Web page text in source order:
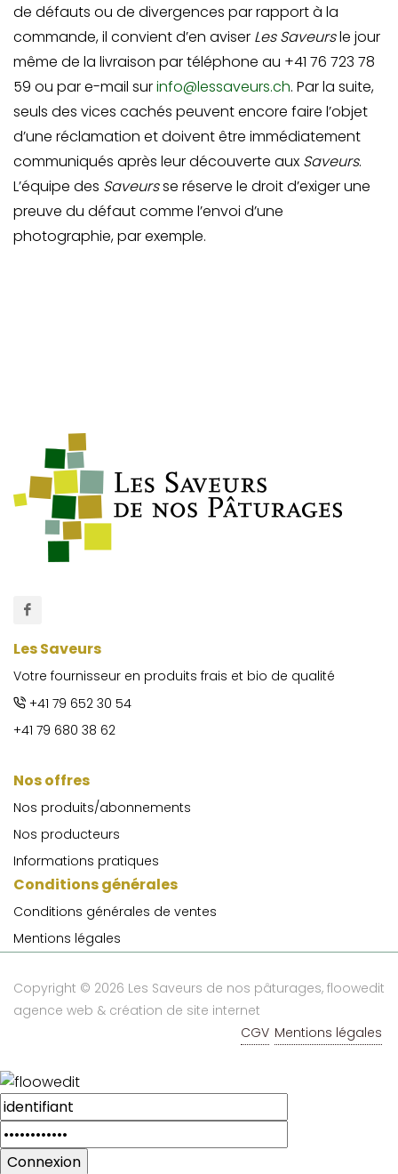
de défauts ou de divergences par rapport à la
commande, il convient d’en aviser Les Saveursle jour
même de la livraison par téléphone au +41 76 723 78
59 ou par e-mail surinfo@lessaveurs.ch. Par la suite,
seuls des vices cachés peuvent encore faire l’objet
d’une réclamation et doivent être immédiatement
communiqués après leur découverte aux Saveurs.
L’équipe des Saveursse réserve le droit d’exiger une
preuve du défaut comme l’envoi d’une
photographie, par exemple.
Les Saveurs
Votre fournisseur en produits frais et bio de qualité
+41 79 652 30 54
+41 79 680 38 62
Nos offres
Nos produits/abonnements
Nos producteurs
Informations pratiques
Conditions générales
Conditions générales de ventes
Mentions légales
Copyright © 2026 Les Saveurs de nos pâturages, floowedit
agence web & création de site internet
CGV Mentions légales